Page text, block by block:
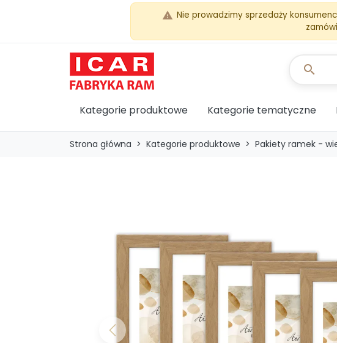
warning Nie prowadzimy sprzedaży
Kategorie produktowe Kategorie tematyczne
search
Strona główna Kategorie produktowe Pakiety ramek -
Previous